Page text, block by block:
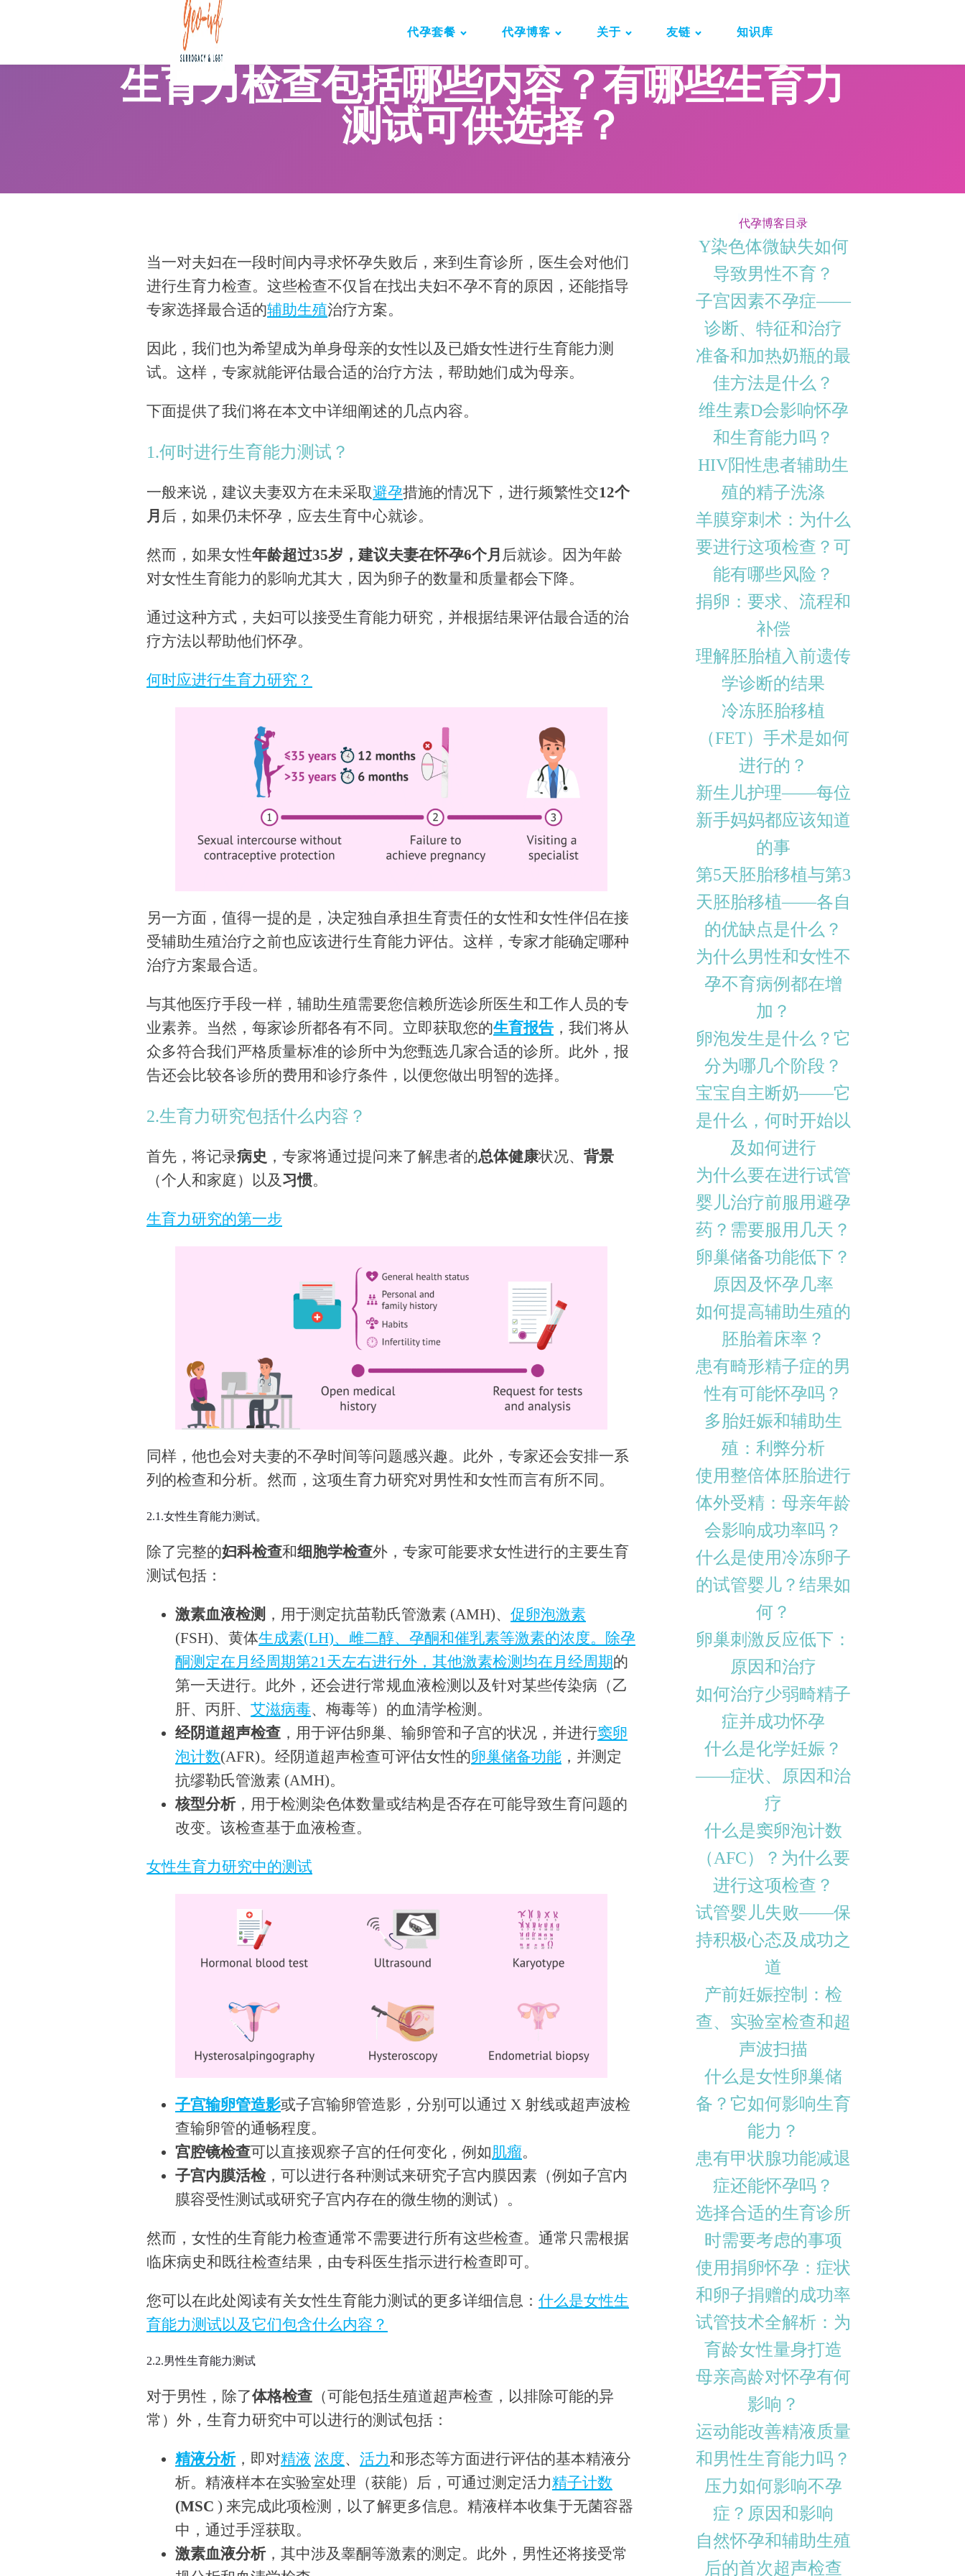
代孕套餐 代孕博客 关于 友链 知识库
生育力检查包括哪些内容？有哪些生育力
测试可供选择？
当一对夫妇在一段时间内寻求怀孕失败后，来到生育诊所，医生会对他们
进行生育力检查。这些检查不仅旨在找出夫妇不孕不育的原因，还能指导
专家选择最合适的辅助生殖治疗方案。
因此，我们也为希望成为单身母亲的女性以及已婚女性进行生育能力测
试。这样，专家就能评估最合适的治疗方法，帮助她们成为母亲。
下面提供了我们将在本文中详细阐述的几点内容。
1.何时进行生育能力测试？
一般来说，建议夫妻双方在未采取避孕措施的情况下，进行频繁性交12个
月 后，如果仍未怀孕，应去生育中心就诊。
然而，如果女性年龄超过35岁，建议夫妻在怀孕6个月 后就诊。因为年龄
对女性生育能力的影响尤其大，因为卵子的数量和质量都会下降。
通过这种方式，夫妇可以接受生育能力研究，并根据结果评估最合适的治
疗方法以帮助他们怀孕。
何时应进行生育力研究？
另一方面，值得一提的是，决定独自承担生育责任的女性和女性伴侣在接
受辅助生殖治疗之前也应该进行生育能力评估。这样，专家才能确定哪种
治疗方案最合适。
与其他医疗手段一样，辅助生殖需要您信赖所选诊所医生和工作人员的专
业素养。当然，每家诊所都各有不同。立即获取您的生育报告 ，我们将从
众多符合我们严格质量标准的诊所中为您甄选几家合适的诊所。此外，报
告还会比较各诊所的费用和诊疗条件，以便您做出明智的选择。
2.生育力研究包括什么内容？
首先，将记录病史 ，专家将通过提问来了解患者的总体健康状况、 背景
（个人和家庭）以及 习惯。
生育力研究的第一步
同样，他也会对夫妻的不孕时间等问题感兴趣。此外，专家还会安排一系
列的检查和分析。然而，这项生育力研究对男性和女性而言有所不同。
2.1.女性生育能力测试。
除了完整的妇科检查和细胞学检查外，专家可能要求女性进行的主要生育
测试包括：
激素血液检测 ，用于测定抗苗勒氏管激素 (AMH)、 促卵泡激素
(FSH)、黄体生成素(LH)、雌二醇、孕酮和催乳素等激素的浓度。除孕
酮测定在月经周期第21天左右进行外，其他激素检测均在月经周期的
第一天进行。此外，还会进行常规血液检测以及针对某些传染病（乙
肝、丙肝、 艾滋病毒、梅毒等）的血清学检测。
经阴道超声检查 ，用于评估卵巢、输卵管和子宫的状况，并进行窦卵
泡计数(AFR)。经阴道超声检查可评估女性的卵巢储备功能 ，并测定
抗缪勒氏管激素 (AMH)。
核型分析，用于检测染色体数量或结构是否存在可能导致生育问题的
改变。该检查基于血液检查。
女性生育力研究中的测试
子宫输卵管造影或子宫输卵管造影，分别可以通过 X 射线或超声波检
查输卵管的通畅程度。
宫腔镜检查可以直接观察子宫的任何变化，例如肌瘤。
子宫内膜活检，可以进行各种测试来研究子宫内膜因素（例如子宫内
膜容受性测试或研究子宫内存在的微生物的测试）。
然而，女性的生育能力检查通常不需要进行所有这些检查。通常只需根据
临床病史和既往检查结果，由专科医生指示进行检查即可。
您可以在此处阅读有关女性生育能力测试的更多详细信息： 什么是女性生
育能力测试以及它们包含什么内容？
2.2.男性生育能力测试
对于男性，除了体格检查 （可能包括生殖道超声检查，以排除可能的异
常）外，生育力研究中可以进行的测试包括：
精液分析，即对精液 浓度、 活力和形态等方面进行评估的基本精液分
析。精液样本在实验室处理（获能）后，可通过测定活力精子计数
(MSC ) 来完成此项检测，以了解更多信息。精液样本收集于无菌容器
中，通过手淫获取。
激素血液分析，其中涉及睾酮等激素的测定。此外，男性还将接受常
代孕博客目录
Y染色体微缺失如何
导致男性不育？
子宫因素不孕症——
诊断、特征和治疗
准备和加热奶瓶的最
佳方法是什么？
维生素D会影响怀孕
和生育能力吗？
HIV阳性患者辅助生
殖的精子洗涤
羊膜穿刺术：为什么
要进行这项检查？可
能有哪些风险？
捐卵：要求、流程和
补偿
理解胚胎植入前遗传
学诊断的结果
冷冻胚胎移植
（FET）手术是如何
进行的？
新生儿护理——每位
新手妈妈都应该知道
的事
第5天胚胎移植与第3
天胚胎移植——各自
的优缺点是什么？
为什么男性和女性不
孕不育病例都在增
加？
卵泡发生是什么？它
分为哪几个阶段？
宝宝自主断奶——它
是什么，何时开始以
及如何进行
为什么要在进行试管
婴儿治疗前服用避孕
药？需要服用几天？
卵巢储备功能低下？
原因及怀孕几率
如何提高辅助生殖的
胚胎着床率？
患有畸形精子症的男
性有可能怀孕吗？
多胎妊娠和辅助生
殖：利弊分析
使用整倍体胚胎进行
体外受精：母亲年龄
会影响成功率吗？
什么是使用冷冻卵子
的试管婴儿？结果如
何？
卵巢刺激反应低下：
原因和治疗
如何治疗少弱畸精子
症并成功怀孕
什么是化学妊娠？
——症状、原因和治
疗
什么是窦卵泡计数
（AFC）？为什么要
进行这项检查？
试管婴儿失败——保
持积极心态及成功之
道
产前妊娠控制：检
查、实验室检查和超
声波扫描
什么是女性卵巢储
备？它如何影响生育
能力？
患有甲状腺功能减退
症还能怀孕吗？
选择合适的生育诊所
时需要考虑的事项
使用捐卵怀孕：症状
和卵子捐赠的成功率
试管技术全解析：为
育龄女性量身打造
母亲高龄对怀孕有何
影响？
运动能改善精液质量
和男性生育能力吗？
压力如何影响不孕
症？原因和影响
自然怀孕和辅助生殖
后的首次超声检查